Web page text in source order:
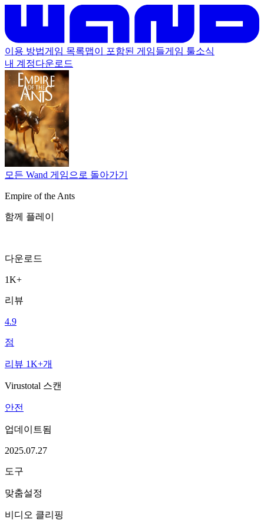
이용 방법게임 목록맵이 포함된 게임들게임 툴소식
내 계정다운로드
모든 Wand 게임으로 돌아가기
Empire of the Ants
함께 플레이
다운로드
1K+
리뷰
4.9
점
리뷰 1K+개
Virustotal 스캔
안전
업데이트됨
2025.07.27
도구
맞춤설정
비디오 클리핑